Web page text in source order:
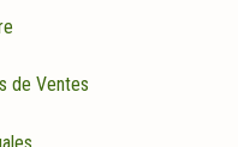
de Ventes